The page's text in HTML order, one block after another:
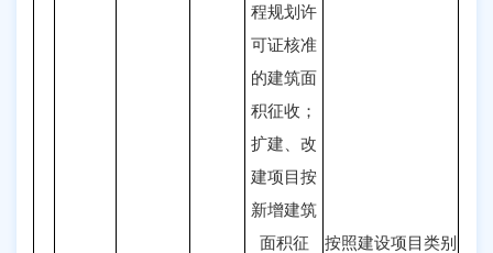
程规划许
可证核准
的建筑面
积征收；
扩建、改
建项目按
新增建筑
面积征
按照建设项目类别